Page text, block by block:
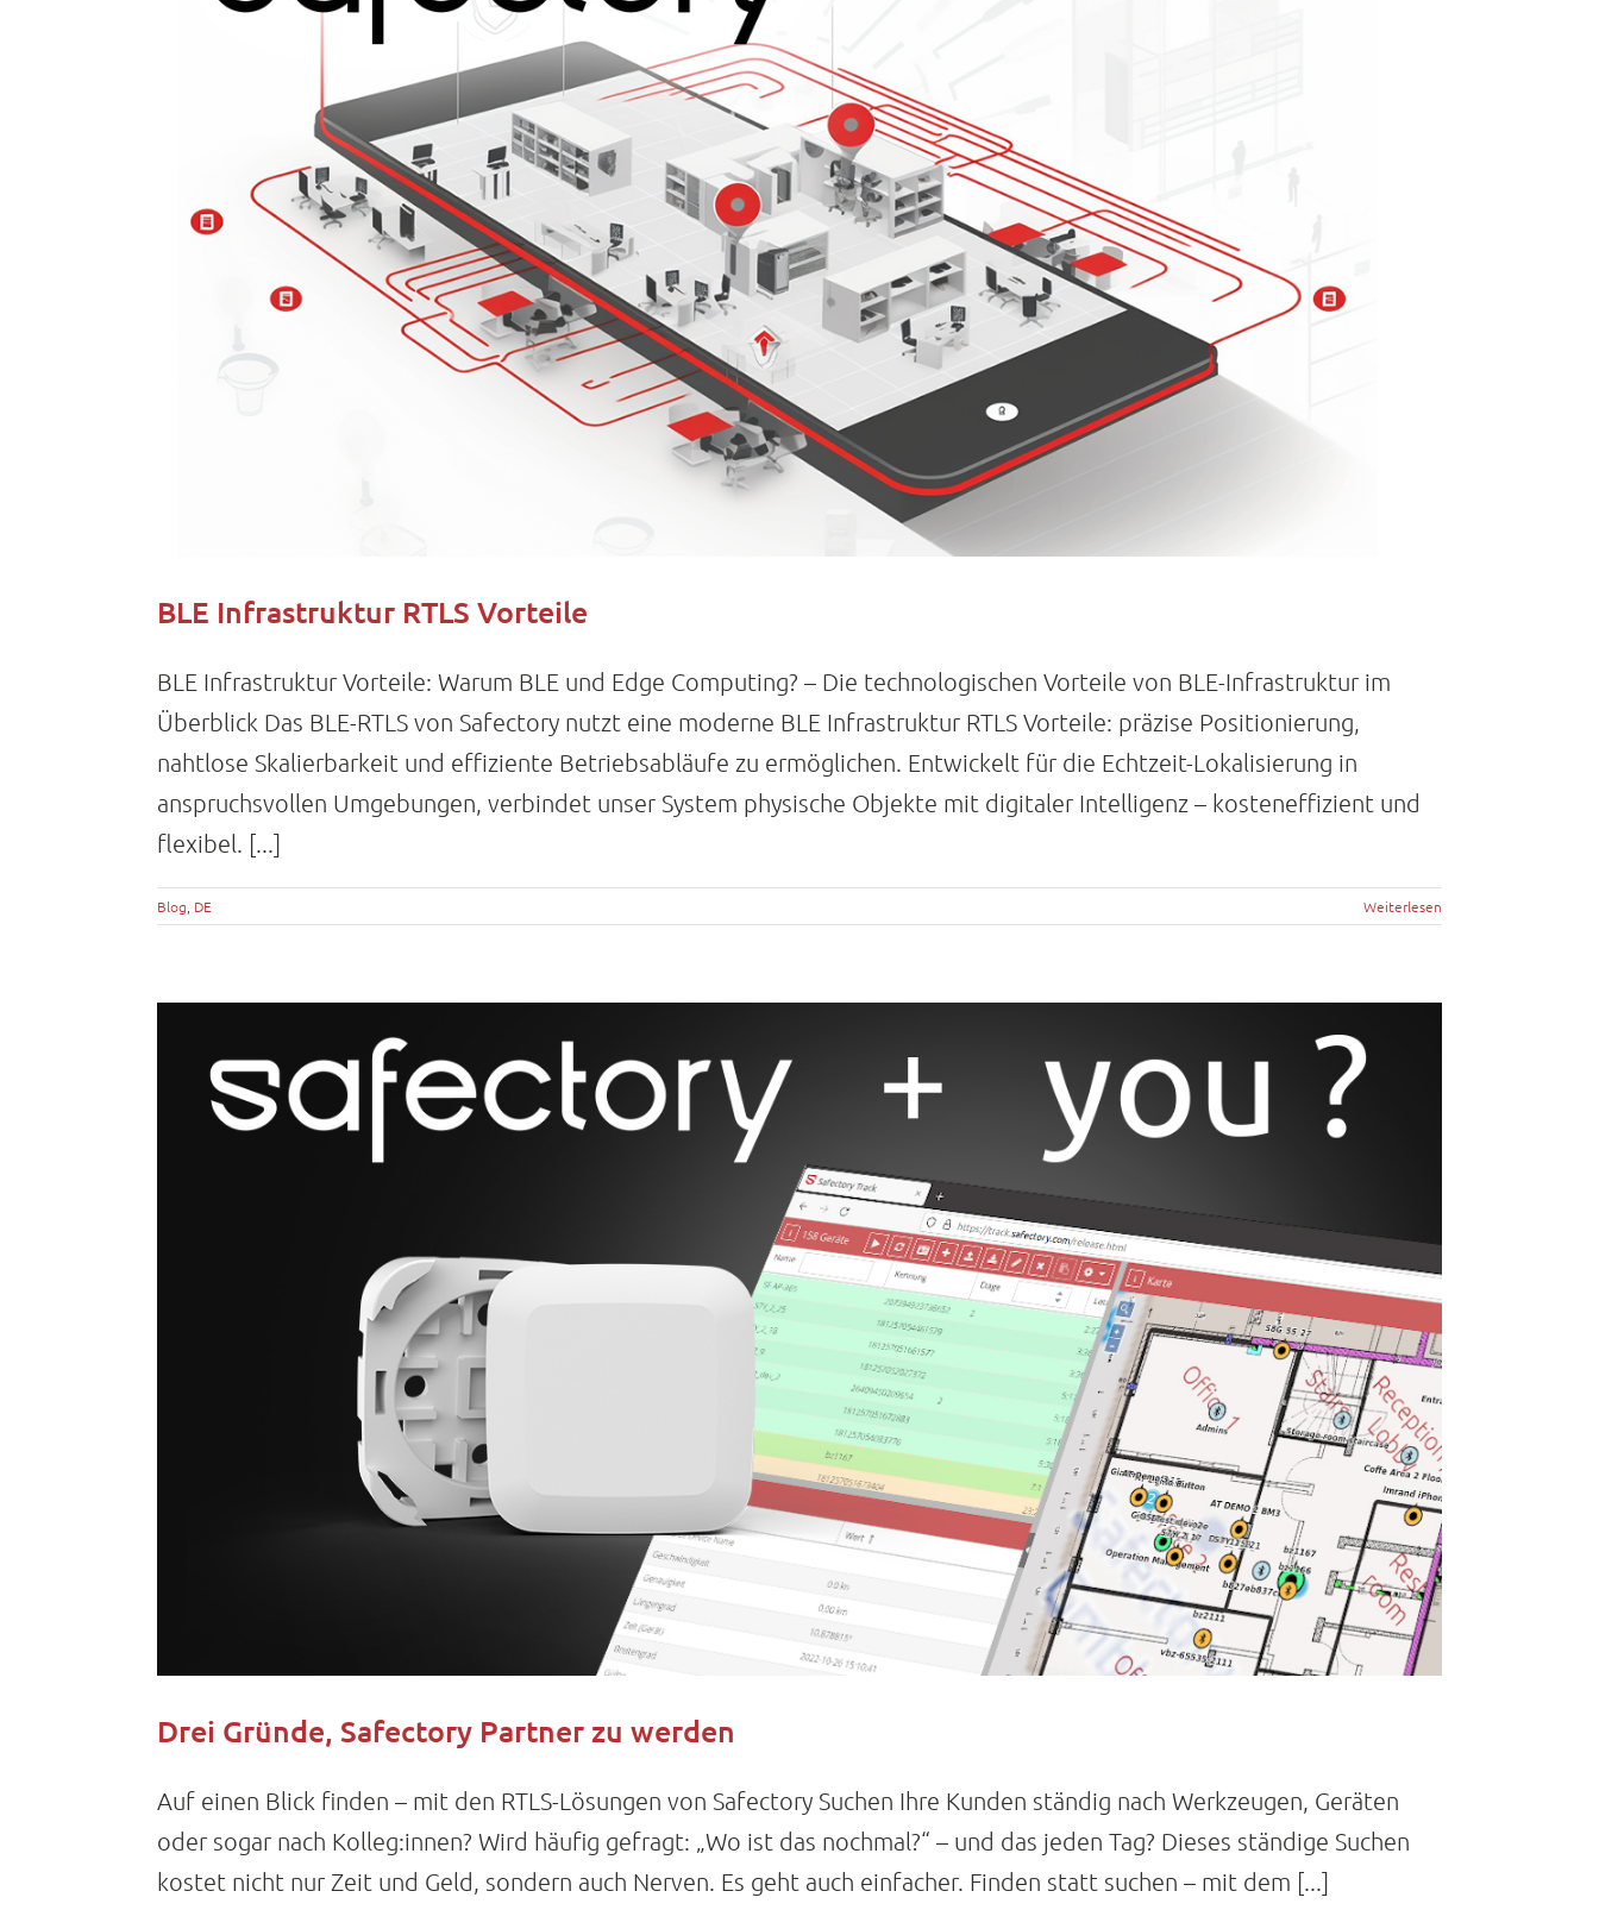
BLE Infrastruktur RTLS Vorteile
BLE Infrastruktur Vorteile: Warum BLE und Edge Computing? – Die technologischen Vorteile von BLE-Infrastruktur im
Überblick Das BLE-RTLS von Safectory nutzt eine moderne BLE Infrastruktur RTLS Vorteile: präzise Positionierung,
nahtlose Skalierbarkeit und effiziente Betriebsabläufe zu ermöglichen. Entwickelt für die Echtzeit-Lokalisierung in
anspruchsvollen Umgebungen, verbindet unser System physische Objekte mit digitaler Intelligenz – kosteneffizient und
flexibel. [...]
Blog, DE Weiterlesen
Drei Gründe, Safectory Partner zu werden
Auf einen Blick finden – mit den RTLS-Lösungen von Safectory Suchen Ihre Kunden ständig nach Werkzeugen, Geräten
oder sogar nach Kolleg:innen? Wird häufig gefragt: „Wo ist das nochmal?“ – und das jeden Tag? Dieses ständige Suchen
kostet nicht nur Zeit und Geld, sondern auch Nerven. Es geht auch einfacher. Finden statt suchen – mit dem [...]